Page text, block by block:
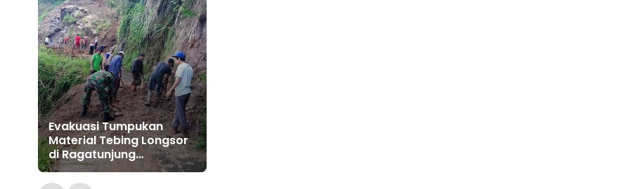
Evakuasi Tumpukan
Material Tebing Longsor
di Ragatunjung
Paguyangan Brebes